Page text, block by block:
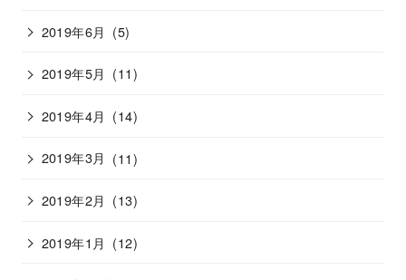
2019年6月 (5)
2019年5月 (11)
2019年4月 (14)
2019年3月 (11)
2019年2月 (13)
2019年1月 (12)